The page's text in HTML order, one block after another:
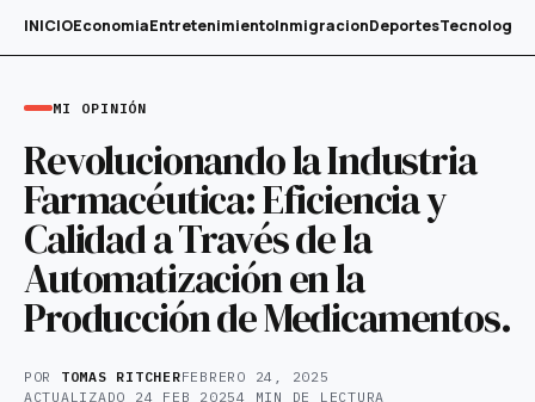
INICIOEconomiaEntretenimientoInmigracionDeportesTecnología
MI OPINIÓN
Revolucionando la Industria
Farmacéutica: Eficiencia y
Calidad a Través de la
Automatización en la
Producción de Medicamentos.
POR TOMAS RITCHERFEBRERO 24, 2025
ACTUALIZADO 24 FEB 20254 MIN DE LECTURA